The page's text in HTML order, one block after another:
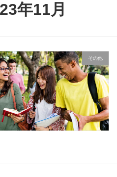
年11月
その他